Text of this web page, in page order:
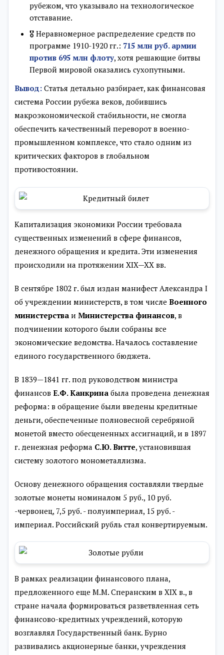
рубежом, что указывало на технологическое
отставание.
🎖️ Неравномерное распределение средств по
программе 1910-1920 гг.: 715 млн руб. армии
против 695 млн флоту, хотя решающие битвы
Первой мировой оказались сухопутными.
Вывод: Статья детально разбирает, как финансовая
система России рубежа веков, добившись
макроэкономической стабильности, не смогла
обеспечить качественный переворот в военно-
промышленном комплексе, что стало одним из
критических факторов в глобальном
противостоянии.
Капитализация экономики России требовала
существенных изменений в сфере финансов,
денежного обращения и кредита. Эти изменения
происходили на протяжении XIX—XX вв.
В сентябре 1802 г. был издан манифест Александра I
об учреждении министерств, в том числе Военного
министерства и Министерства финансов, в
подчинении которого были собраны все
экономические ведомства. Началось составление
единого государственного бюджета.
В 1839—1841 гг. под руководством министра
финансов Е.Ф. Канкрина была проведена денежная
реформа: в обращение были введены кредитные
деньги, обеспеченные полновесной серебряной
монетой вместо обесцененных ассигнаций, и в 1897
г. денежная реформа С.Ю. Витте, установившая
систему золотого монометаллизма.
Основу денежного обращения составляли твердые
золотые монеты номиналом 5 руб., 10 руб.
-червонец, 7,5 руб. - полуимпериал, 15 руб. -
империал. Российский рубль стал конвертируемым.
В рамках реализации финансового плана,
предложенного еще М.М. Сперанским в XIX в., в
стране начала формироваться разветвленная сеть
финансово-кредитных учреждений, которую
возглавлял Государственный банк. Бурно
развивались акционерные банки, учреждения